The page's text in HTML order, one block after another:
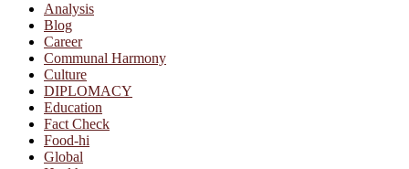
Analysis
Blog
Career
Communal Harmony
Culture
DIPLOMACY
Education
Fact Check
Food-hi
Global